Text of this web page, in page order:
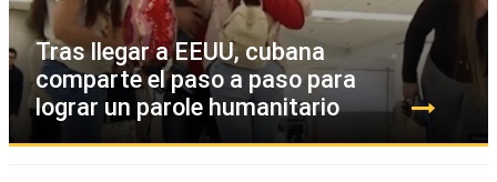
Tras llegar a EEUU, cubana
comparte el paso a paso para
lograr un parole humanitario